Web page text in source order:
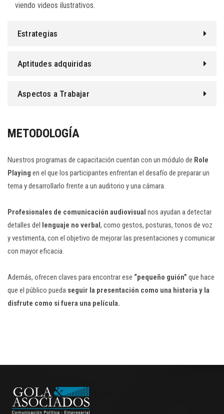
viendo videos ilustrativos.
Estrategias
Aptitudes adquiridas
Aspectos a Trabajar
METODOLOGÍA
Nuestros programas de capacitación cuentan con un módulo de Role
Playing en el que los participantes enfrentan el desafío de preparar un
tema y desarrollarlo frente a un auditorio y una cámara.
Profesionales de comunicación audiovisual nos ayudan a detectar
detalles del lenguaje no verbal, como gestos, posturas, tonos de voz
y vestimenta, con el objetivo de mejorar las presentaciones y comunicar
con mayor eficacia.
Además, ofrecen claves para encontrar ese “pequeño guión” que hace
que el público pueda seguir la presentación como una historia y la
disfrute como si fuera una película.